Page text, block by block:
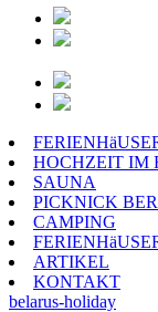
HOCHZEIT IM
SAUNA
PICKNICK
CAMPING
ARTIKEL
KONTAKT
belarus-holiday